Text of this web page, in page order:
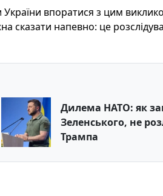
впоратися з цим
сказати напевно: це
Дилема НАТО: як
Зеленського, не
Трампа